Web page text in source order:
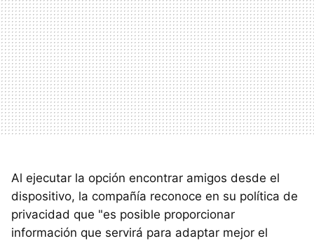
Al ejecutar la opción encontrar amigos desde el
dispositivo, la compañía reconoce en su política de
privacidad que "es posible proporcionar
información que servirá para adaptar mejor el